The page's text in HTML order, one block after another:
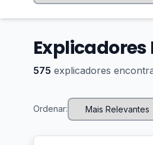
Explicadores
575 explicadores
Ordenar: